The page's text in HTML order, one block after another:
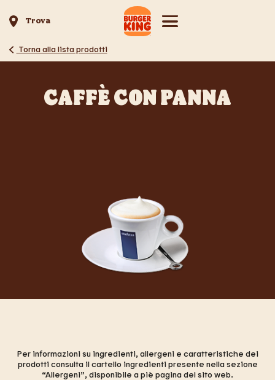
Trova
Torna alla lista prodotti
CAFFÈ CON PANNA
Per informazioni su ingredienti, allergeni e caratteristiche dei
prodotti consulta il cartello ingredienti presente nella sezione
“Allergeni”, disponibile a piè pagina del sito web.